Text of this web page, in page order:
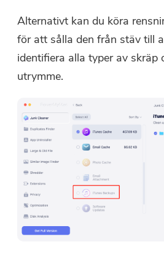
Alternativt kan du köra
för att sålla den från stäv till
identifiera alla typer av skräp
utrymme.
Du är nästan
Prenumerera på
erbjudanden och
iMyMac-
Varma
Denna programvara
laddas ner och